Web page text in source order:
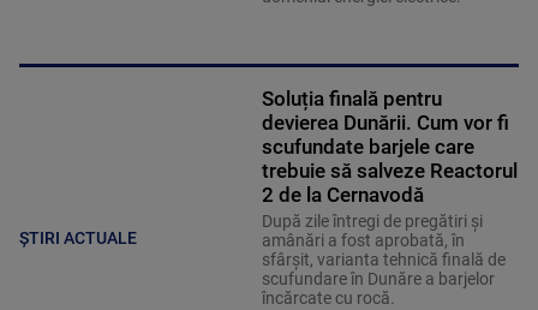
ȘTIRI ACTUALE
Soluția finală pentru
devierea Dunării. Cum vor fi
scufundate barjele care
trebuie să salveze Reactorul
2 de la Cernavodă
După zile întregi de pregătiri și
amânări a fost aprobată, în
sfârșit, varianta tehnică finală de
scufundare în Dunăre a barjelor
încărcate cu rocă.